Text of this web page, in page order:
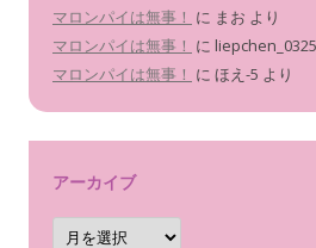
マロンパイは無事！ に まお より
マロンパイは無事！ に liepchen_0325
マロンパイは無事！ に ほえ-5 より
アーカイブ
ア
ー